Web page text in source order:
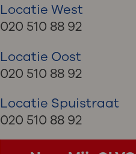
Locatie West
020 510 88 92
Locatie Oost
020 510 88 92
Locatie Spuistraat
020 510 88 92